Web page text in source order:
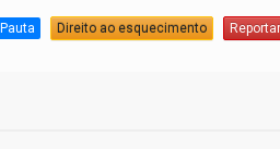
Direito ao esquecimento